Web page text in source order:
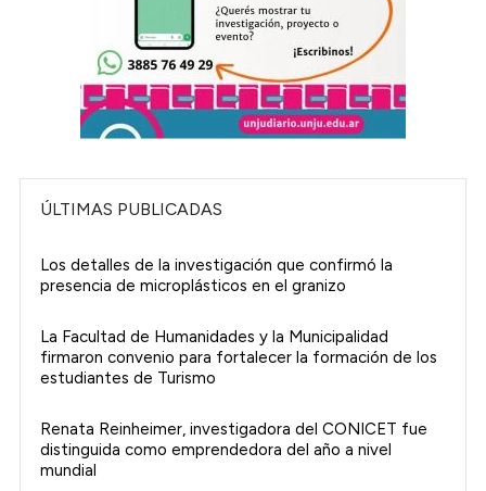
ÚLTIMAS PUBLICADAS
Los detalles de la investigación que confirmó la
presencia de microplásticos en el granizo
La Facultad de Humanidades y la Municipalidad
firmaron convenio para fortalecer la formación de los
estudiantes de Turismo
Renata Reinheimer, investigadora del CONICET fue
distinguida como emprendedora del año a nivel
mundial